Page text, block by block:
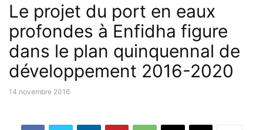
Le projet du port en eaux
profondes à Enfidha figure
dans le plan quinquennal de
développement 2016-2020
14 novembre 2016